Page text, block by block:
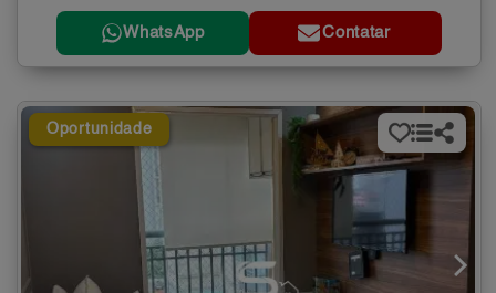
WhatsApp Contatar
Oportunidade